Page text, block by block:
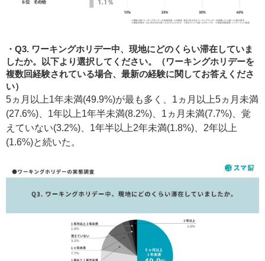
Q3. ワーキングホリデー中、現地にどのくらい滞在していま
したか。以下より選択してください。（ワーキングホリデーを
複数回経験されている場合、最新の経験に関してお答えくださ
い）
5ヵ月以上1年未満(49.9%)が最も多く、1ヵ月以上5ヵ月未満
(27.6%)、1年以上1年半未満(8.2%)、1ヵ月未満(7.7%)、覚
えていない(3.2%)、1年半以上2年未満(1.8%)、2年以上
(1.6%)と続いた。